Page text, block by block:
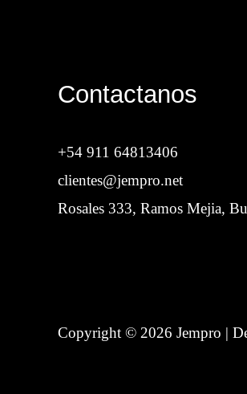
Contactanos
+54 911 64813406
clientes@jempro.net
Rosales 333, Ramos Mejia,
Copyright © 2026 Jempro |